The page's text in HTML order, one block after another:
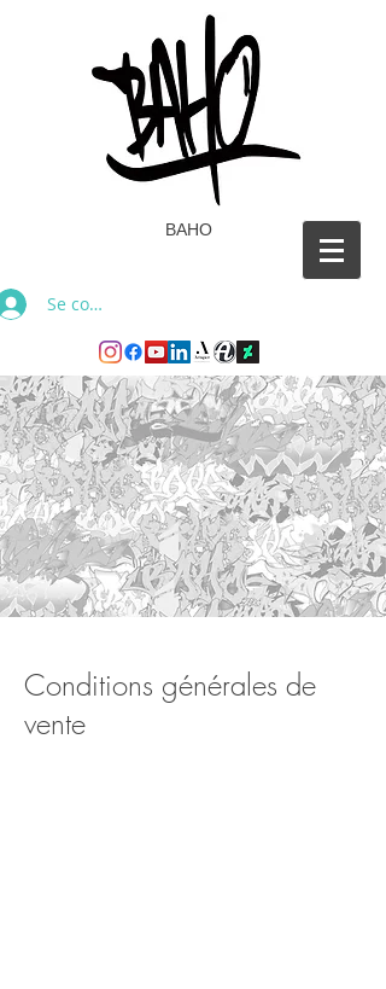
BAHO
Se connecter
Conditions générales de
vente